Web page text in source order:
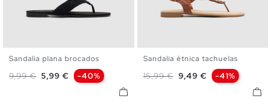
37
Sandalia plana brocados
Precio base
9,99 € Precio
5,99 € -40%
35 36 37 38 39
41
Sandalia étnica tachuelas
Precio base
15,99 € Precio
9,49 € -41%